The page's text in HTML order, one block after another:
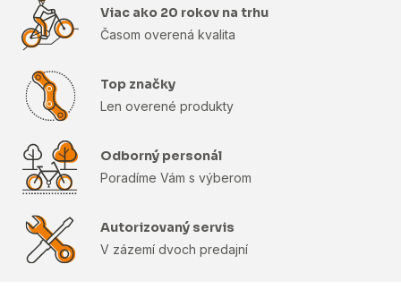
Viac ako 20 rokov na trhu
Časom overená kvalita
Top značky
Len overené produkty
Odborný personál
Poradíme Vám s výberom
Autorizovaný servis
V zázemí dvoch predajní